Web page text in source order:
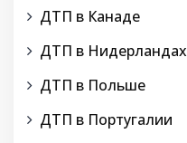
ДТП в Канаде
ДТП в Нидерландах
ДТП в Польше
ДТП в Португалии